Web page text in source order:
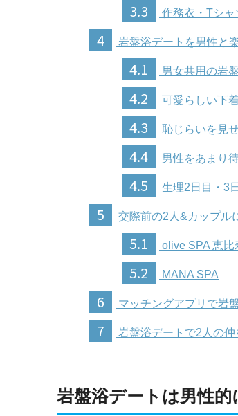
3.3 作務衣・Tシ
4 岩盤浴デートを男性と
4.1 男女共用の岩
4.2 可愛らしい下
4.3 恥じらいを見
4.4 男性をあまり
4.5 生理2日目・3
5 交際前の2人&カップル
5.1 olive SPA 恵比
5.2 MANA SPA
6 マッチングアプリで岩
7 岩盤浴デートで2人の仲
岩盤浴デートは男性的